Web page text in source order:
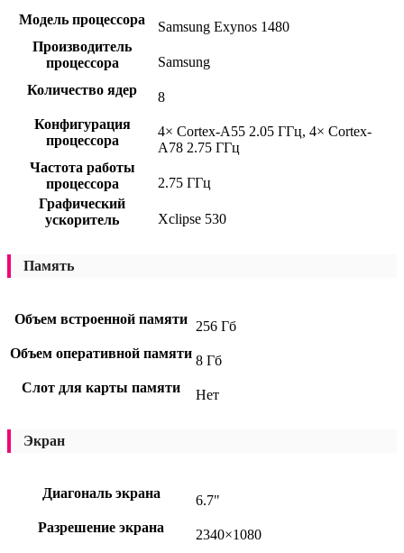
Модель процессора
Samsung Exynos 1480
Производитель
процессора
Samsung
Количество ядер
8
Конфигурация
процессора
4× Cortex-A55 2.05 ГГц, 4× Cortex-
A78 2.75 ГГц
Частота работы
процессора
2.75 ГГц
Графический
ускоритель
Xclipse 530
Память
Объем встроенной памяти 256 Гб
Объем оперативной памяти 8 Гб
Слот для карты памяти
Нет
Экран
Диагональ экрана
6.7"
Разрешение экрана
2340×1080